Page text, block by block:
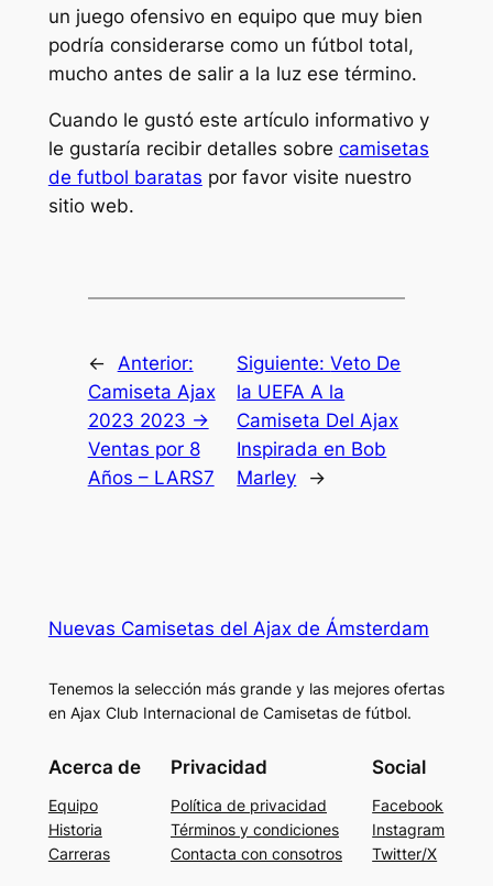
un juego ofensivo en equipo que muy bien
podría considerarse como un fútbol total,
mucho antes de salir a la luz ese término.
Cuando le gustó este artículo informativo y
le gustaría recibir detalles sobre camisetas
de futbol baratas por favor visite nuestro
sitio web.
← Anterior:
Camiseta Ajax
2023 2023 →
Ventas por 8
Años – LARS7
Siguiente:Veto De
la UEFA A la
Camiseta Del Ajax
Inspirada en Bob
Marley
→
Nuevas Camisetas del Ajax de Ámsterdam
Tenemos la selección más grande y las mejores ofertas
en Ajax Club Internacional de Camisetas de fútbol.
Acerca de
Equipo
Historia
Carreras
Privacidad
Política de privacidad
Términos y condiciones
Contacta con consotros
Social
Facebook
Instagram
Twitter/X